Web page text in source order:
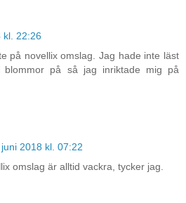
kl. 22:26
på novellix omslag. Jag hade inte läst
blommor på så jag inriktade mig på
2018 kl. 07:22
omslag är alltid vackra, tycker jag.